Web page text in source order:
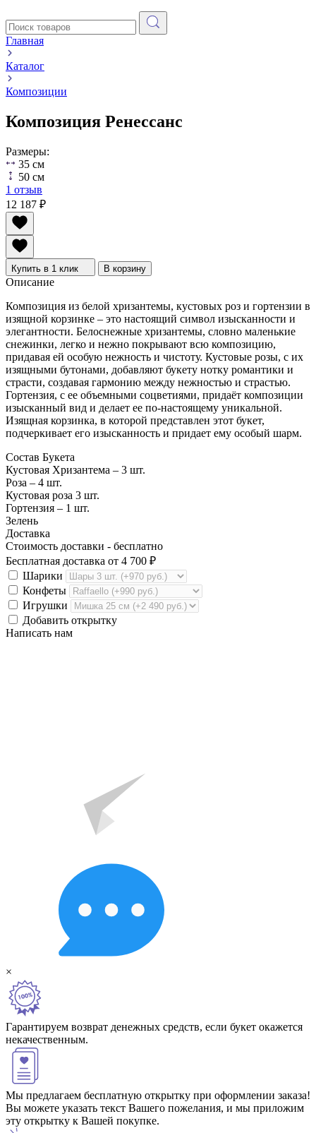
Главная
Каталог
Композиции
Композиция Ренессанс
Размеры:
35 см
50 см
1 отзыв
12 187 ₽
Купить в 1 клик В корзину
Описание
Композиция из белой хризантемы, кустовых роз и гортензии в
изящной корзинке – это настоящий символ изысканности и
элегантности. Белоснежные хризантемы, словно маленькие
снежинки, легко и нежно покрывают всю композицию,
придавая ей особую нежность и чистоту. Кустовые розы, с их
изящными бутонами, добавляют букету нотку романтики и
страсти, создавая гармонию между нежностью и страстью.
Гортензия, с ее объемными соцветиями, придаёт композиции
изысканный вид и делает ее по-настоящему уникальной.
Изящная корзинка, в которой представлен этот букет,
подчеркивает его изысканность и придает ему особый шарм.
Состав Букета
Кустовая Хризантема – 3 шт.
Роза – 4 шт.
Кустовая роза 3 шт.
Гортензия – 1 шт.
Зелень
Доставка
Стоимость доставки - бесплатно
Бесплатная доставка от 4 700 ₽
Шарики
Конфеты
Игрушки
Добавить открытку
Написать нам
×
Гарантируем возврат денежных средств, если букет окажется
некачественным.
Мы предлагаем бесплатную открытку при оформлении заказа!
Вы можете указать текст Вашего пожелания, и мы приложим
эту открытку к Вашей покупке.